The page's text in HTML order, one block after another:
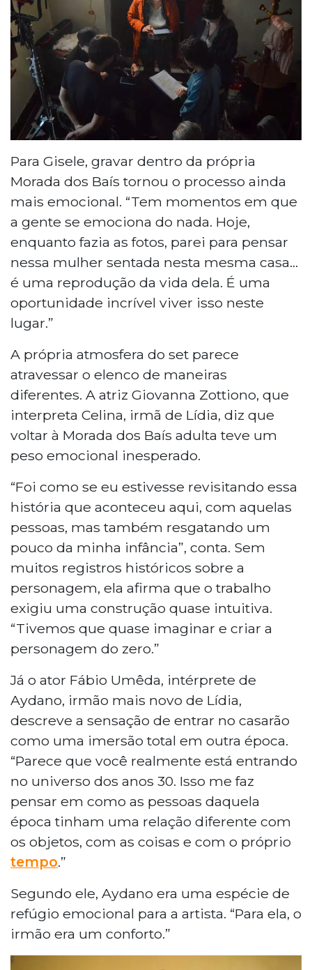
Para Gisele, gravar dentro da própria
Morada dos Baís tornou o processo ainda
mais emocional. “Tem momentos em que
a gente se emociona do nada. Hoje,
enquanto fazia as fotos, parei para pensar
nessa mulher sentada nesta mesma casa...
é uma reprodução da vida dela. É uma
oportunidade incrível viver isso neste
lugar.”
A própria atmosfera do set parece
atravessar o elenco de maneiras
diferentes. A atriz Giovanna Zottiono, que
interpreta Celina, irmã de Lídia, diz que
voltar à Morada dos Baís adulta teve um
peso emocional inesperado.
“Foi como se eu estivesse revisitando essa
história que aconteceu aqui, com aquelas
pessoas, mas também resgatando um
pouco da minha infância”, conta. Sem
muitos registros históricos sobre a
personagem, ela afirma que o trabalho
exigiu uma construção quase intuitiva.
“Tivemos que quase imaginar e criar a
personagem do zero.”
Já o ator Fábio Umêda, intérprete de
Aydano, irmão mais novo de Lídia,
descreve a sensação de entrar no casarão
como uma imersão total em outra época.
“Parece que você realmente está entrando
no universo dos anos 30. Isso me faz
pensar em como as pessoas daquela
época tinham uma relação diferente com
os objetos, com as coisas e com o próprio
tempo.”
Segundo ele, Aydano era uma espécie de
refúgio emocional para a artista. “Para ela, o
irmão era um conforto.”